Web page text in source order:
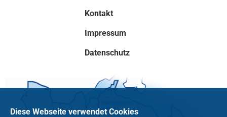
Kontakt
Impressum
Datenschutz
Diese Webseite verwendet Cookies